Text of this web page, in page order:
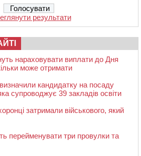
результати
нараховувати виплати до Дня
може отримати
кандидатку на посаду
супроводжує 39 закладів освіти
затримали військового, який
перейменувати три провулки та